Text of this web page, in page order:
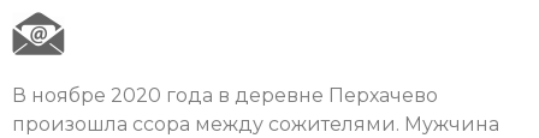
В ноябре 2020 года в деревне Перхачево
произошла ссора между сожителями. Мужчина